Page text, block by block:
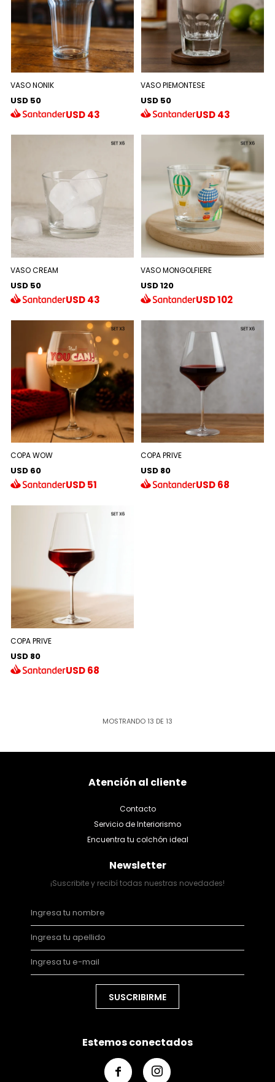
VASO NONIK
USD 50
USD43
VASO PIEMONTESE
USD 50
USD43
VASO CREAM
USD 50
USD43
VASO MONGOLFIERE
USD 120
USD102
COPA WOW
USD 60
USD51
COPA PRIVE
USD 80
USD68
COPA PRIVE
USD 80
USD68
MOSTRANDO 13 DE 13
Atención al cliente
Contacto
Servicio de Interiorismo
Encuentra tu colchón ideal
Newsletter
¡Suscribite y recibí todas nuestras novedades!
SUSCRIBIRME
Estemos conectados
 